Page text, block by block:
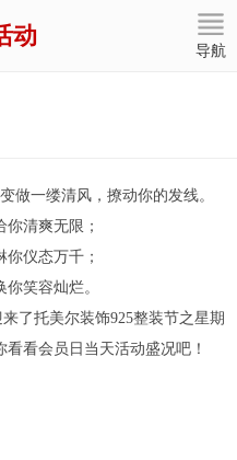
动
导航
做一缕清风，撩动你的发线。
清爽无限；
仪态万千；
笑容灿烂。
了托美尔装饰925整装节之星期
看会员日当天活动盛况吧！